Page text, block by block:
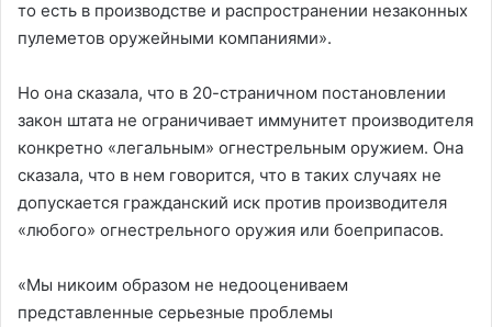
то есть в производстве и распространении незаконных
пулеметов оружейными компаниями».
Но она сказала, что в 20-страничном постановлении
закон штата не ограничивает иммунитет производителя
конкретно «легальным» огнестрельным оружием. Она
сказала, что в нем говорится, что в таких случаях не
допускается гражданский иск против производителя
«любого» огнестрельного оружия или боеприпасов.
«Мы никоим образом не недооцениваем
представленные серьезные проблемы